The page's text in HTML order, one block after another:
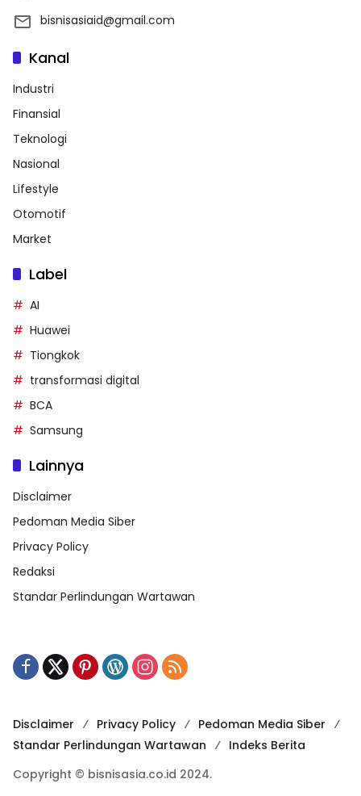
bisnisasiaid@gmail.com
Kanal
Industri
Finansial
Teknologi
Nasional
Lifestyle
Otomotif
Market
Label
AI
Huawei
Tiongkok
transformasi digital
BCA
Samsung
Lainnya
Disclaimer
Pedoman Media Siber
Privacy Policy
Redaksi
Standar Perlindungan Wartawan
Disclaimer Privacy Policy
Pedoman Media Siber
Standar Perlindungan Wartawan
Indeks Berita
Copyright © bisnisasia.co.id 2024.